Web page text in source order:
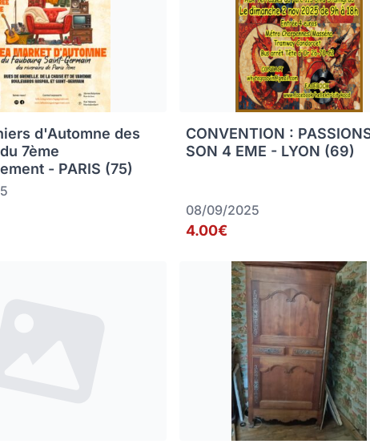
d'Automne des
7ème
- PARIS (75)
CONVENTION :
SON 4 EME - LYON (69)
08/09/2025
4.00€